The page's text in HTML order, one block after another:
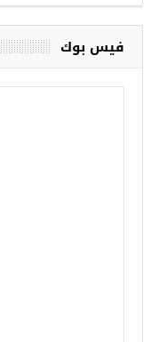
فيس بوك